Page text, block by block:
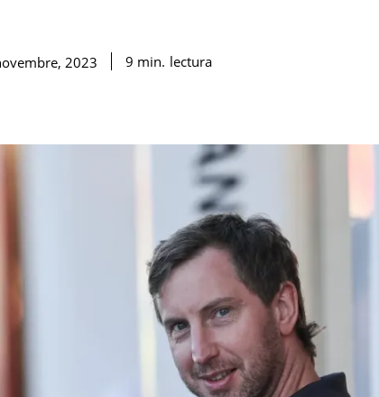
2023 9 min. lectura